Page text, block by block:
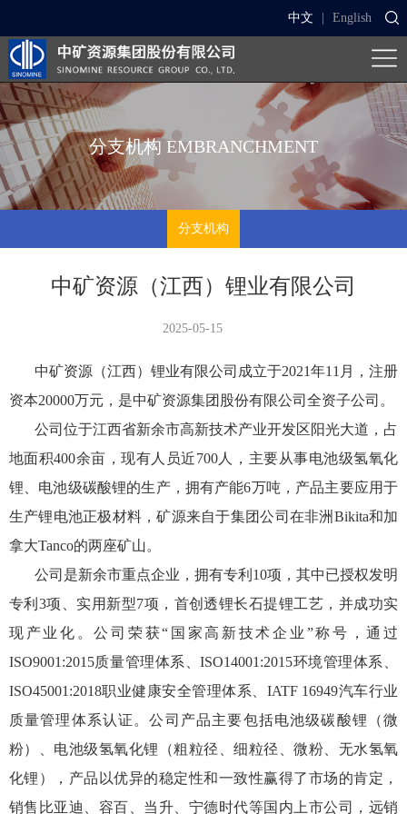
中文 English
分支机构 EMBRANCHMENT
分支机构
中矿资源（江西）锂业有限公司
2025-05-15
中矿资源（江西）锂业有限公司成立于2021年11月，注册
资本20000万元，是中矿资源集团股份有限公司全资子公司。
公司位于江西省新余市高新技术产业开发区阳光大道，占
地面积400余亩，现有人员近700人，主要从事电池级氢氧化
锂、电池级碳酸锂的生产，拥有产能6万吨，产品主要应用于
生产锂电池正极材料，矿源来自于集团公司在非洲Bikita和加
拿大Tanco的两座矿山。
公司是新余市重点企业，拥有专利10项，其中已授权发明
专利3项、实用新型7项，首创透锂长石提锂工艺，并成功实
现产业化。公司荣获“国家高新技术企业”称号，通过
ISO9001:2015质量管理体系、ISO14001:2015环境管理体系、
ISO45001:2018职业健康安全管理体系、IATF 16949汽车行业
质量管理体系认证。公司产品主要包括电池级碳酸锂（微
粉）、电池级氢氧化锂（粗粒径、细粒径、微粉、无水氢氧
化锂），产品以优异的稳定性和一致性赢得了市场的肯定，
销售比亚迪、容百、当升、宁德时代等国内上市公司，远销